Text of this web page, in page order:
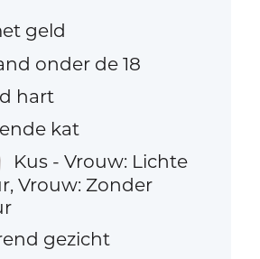
geld
onder de 18
hart
kat
Kus - Vrouw: Lichte
Vrouw: Zonder
gezicht